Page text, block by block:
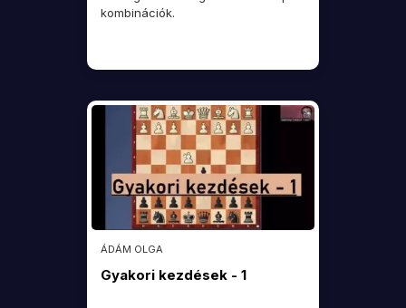
kombinációk.
ÁDÁM OLGA
Gyakori kezdések - 1